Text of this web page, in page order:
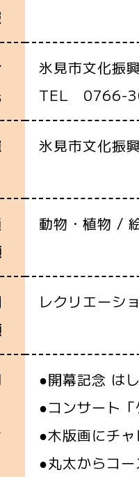
氷見市文化振
TEL 0766-
氷見市文化振
動物・植物 /
レクリエーシ
●開幕記念 は
●コンサート
●木版画にチャ
●丸太からコー